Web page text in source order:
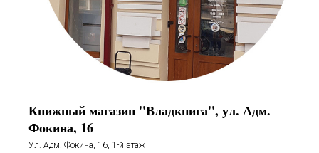
Книжный магазин "Владкнига", ул. Адм.
Фокина, 16
Ул. Адм. Фокина, 16, 1-й этаж